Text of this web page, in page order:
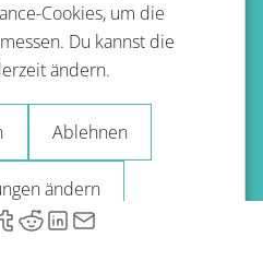
Erstattungsrichtlinie
Blog
GmbH. Alle Rechte vorbehalten.
Cookies, um die
Du kannst die
ändern.
Ablehnen
ändern